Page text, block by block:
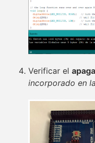
Verificar el
incorporado en